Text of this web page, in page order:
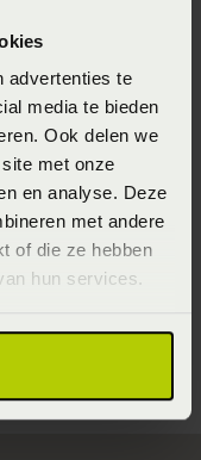
advertenties te
media te bieden
Ook delen we
met onze
en analyse. Deze
met andere
of die ze hebben
hun services.